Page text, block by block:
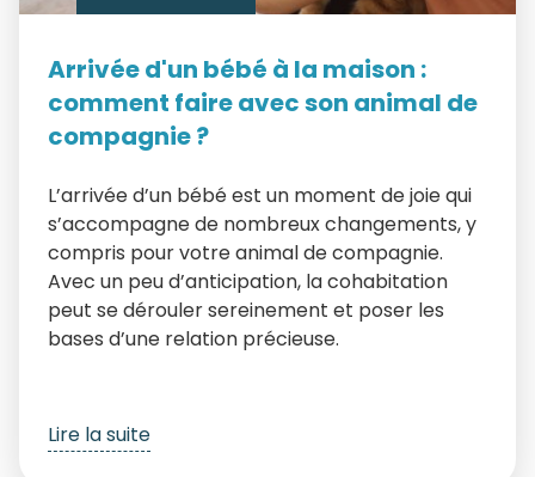
Arrivée d'un bébé à la maison :
comment faire avec son animal de
compagnie ?
L’arrivée d’un bébé est un moment de joie qui
s’accompagne de nombreux changements, y
compris pour votre animal de compagnie.
Avec un peu d’anticipation, la cohabitation
peut se dérouler sereinement et poser les
bases d’une relation précieuse.
Lire la suite